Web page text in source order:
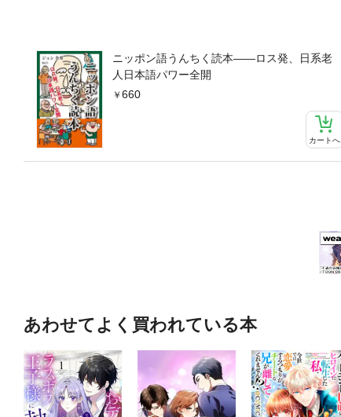
ニッポン語うんちく読本――ロス発、日系老
人日本語パワー全開
660
カートへ
あわせてよく買われている本